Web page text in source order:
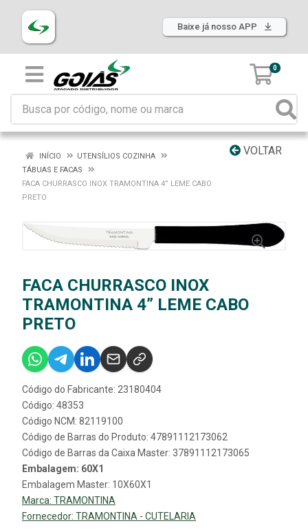
Baixe já nosso APP
0
VOLTAR
INÍCIO
UTENSÍLIOS COZINHA
TÁBUAS E FACAS
FACA CHURRASCO INOX TRAMONTINA 4” LEME CABO
PRETO
FACA CHURRASCO INOX
TRAMONTINA 4” LEME CABO
PRETO
Código do Fabricante: 23180404
Código: 48353
Código NCM: 82119100
Código de Barras do Produto: 47891112173062
Código de Barras da Caixa Master: 37891112173065
Embalagem: 60X1
Embalagem Master: 10X60X1
Marca: TRAMONTINA
Fornecedor: TRAMONTINA - CUTELARIA